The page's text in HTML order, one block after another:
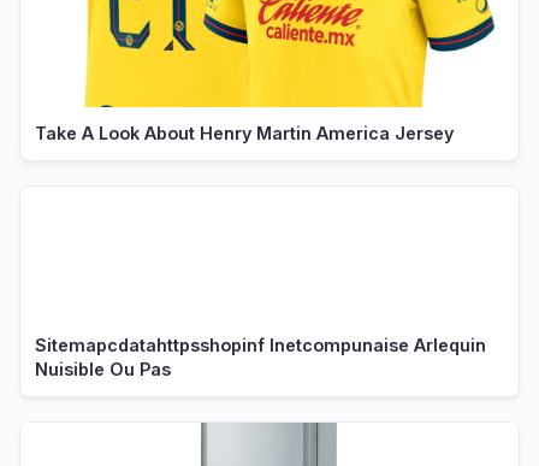
Take A Look About Henry Martin America Jersey
Sitemapcdatahttpsshopinf Inetcompunaise Arlequin
Nuisible Ou Pas